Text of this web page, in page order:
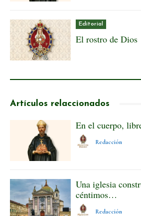
Editorial
El rostro de Dios
Artículos relaccionados
En el cuerpo,
Redacción
Una iglesia
céntimos…
Redacción